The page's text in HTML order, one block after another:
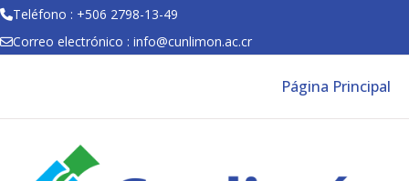
Teléfono : +506 2798-13-49
Correo electrónico : info@cunlimon.ac.cr
Página Principal